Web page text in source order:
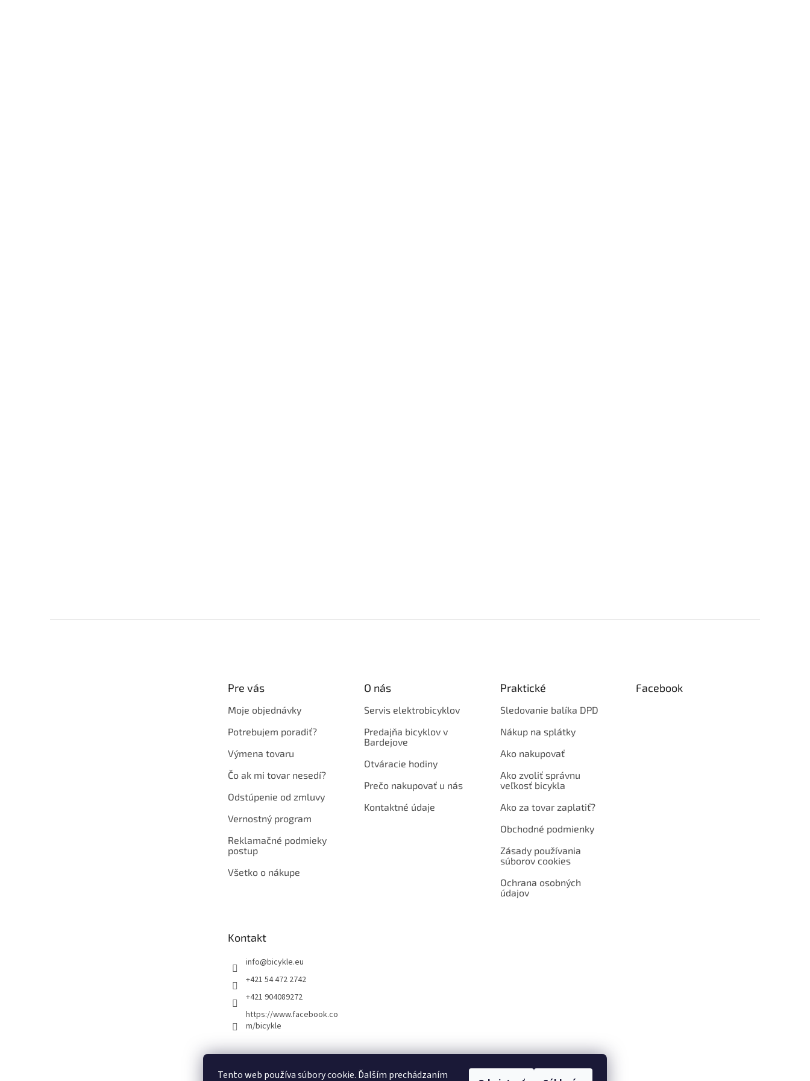
Tento web používa súbory cookie. Ďalším prechádzaním
Pre vás
Moje objednávky
Potrebujem poradiť?
Výmena tovaru
Čo ak mi tovar nesedí?
Odstúpenie od zmluvy
Vernostný program
Reklamačné podmieky
postup
Všetko o nákupe
O nás
Servis elektrobicyklov
Predajňa bicyklov v
Bardejove
Otváracie hodiny
Prečo nakupovať u nás
Kontaktné údaje
Praktické
Sledovanie balíka DPD
Nákup na splátky
Ako nakupovať
Ako zvoliť správnu
veľkosť bicykla
Ako za tovar zaplatiť?
Obchodné podmienky
Zásady používania
súborov cookies
Ochrana osobných
údajov
Facebook
Kontakt
info@bicykle.eu
+421 54 472 2742
+421 904089272
https://www.facebook.co
m/bicykle